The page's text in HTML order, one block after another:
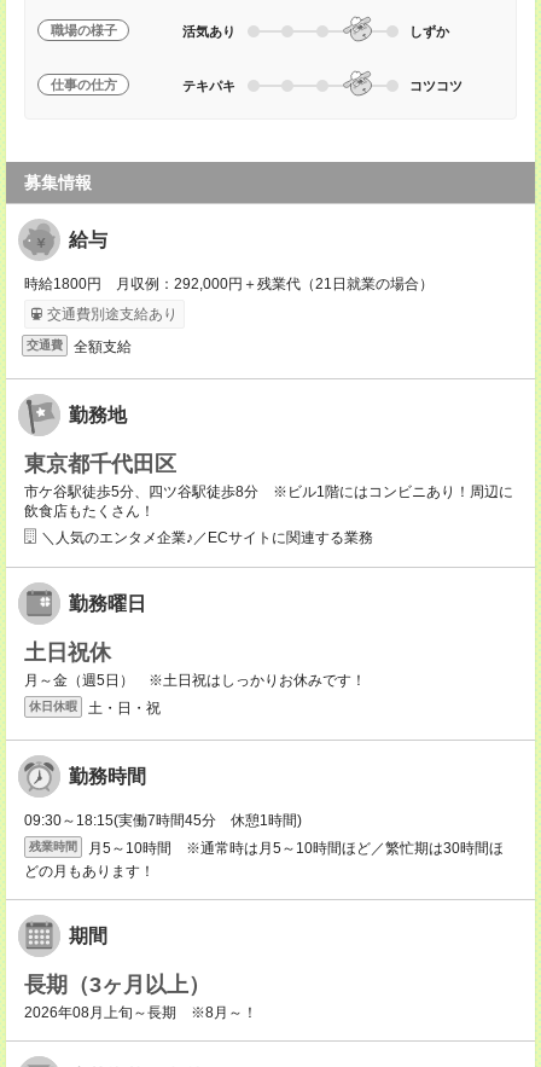
職場の様子 活気あり しずか
仕事の仕方 テキパキ コツコツ
募集情報
給与
時給1800円 月収例：292,000円＋残業代（21日就業の場合）
交通費別途支給あり
交通費 全額支給
勤務地
東京都千代田区
市ケ谷駅徒歩5分、四ツ谷駅徒歩8分 ※ビル1階にはコンビニあり！周辺に
飲食店もたくさん！
＼人気のエンタメ企業♪／ECサイトに関連する業務
勤務曜日
土日祝休
月～金（週5日） ※土日祝はしっかりお休みです！
休日休暇 土・日・祝
勤務時間
09:30～18:15(実働7時間45分 休憩1時間)
残業時間
月5～10時間 ※通常時は月5～10時間ほど／繁忙期は30時間ほ
どの月もあります！
期間
長期（3ヶ月以上）
2026年08月上旬～長期 ※8月～！